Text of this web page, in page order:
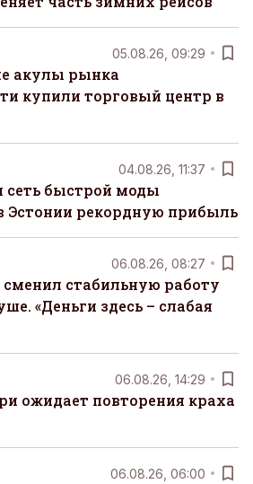
05.08.26, 09:29
акулы рынка
купили торговый центр в
04.08.26, 11:37
сеть быстрой моды
Эстонии рекордную прибыль
06.08.26, 08:27
стабильную работу
«Деньги здесь – слабая
06.08.26, 14:29
ожидает повторения краха
06.08.26, 06:00